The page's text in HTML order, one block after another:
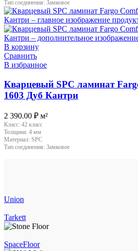
Тип соединения: Замковое
В корзину
Сравнить
В избранное
Кварцевый SPC ламинат
1603 Дуб Кантри
2 390.00 ₽ м²
Класс: 42 класс
Толщина: 4 мм
Материал: SPC
Тип соединения: Замковое
Union
Tarkett
SpaceFloor